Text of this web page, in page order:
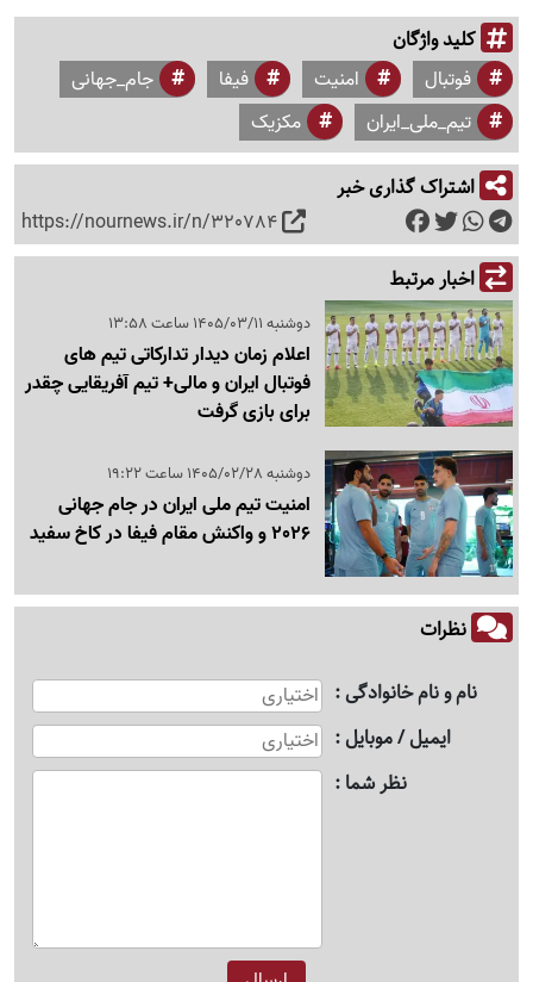
کلید واژگان
فوتبال امنیت فیفا
جام_جهانی
تیم_ملی_ایران
مکزیک
اشتراک گذاری خبر
https://nournews.ir/n/320784
اخبار مرتبط
دوشنبه 1405/03/11 ساعت 13:58
اعلام زمان دیدار تدارکاتی تیم های
فوتبال ایران و مالی+ تیم آفریقایی چقدر
برای بازی گرفت
دوشنبه 1405/02/28 ساعت 19:22
امنیت تیم ملی ایران در جام جهانی
2026 و واکنش مقام فیفا در کاخ سفید
نظرات
نام و نام خانوادگی
ایمیل / موبایل
نظر شما